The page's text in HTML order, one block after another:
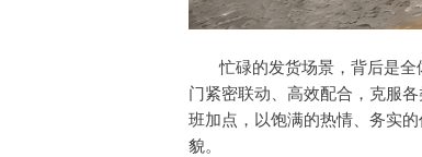
忙碌的发货场景，背后是全
门紧密联动、高效配合，克服
班加点，以饱满的热情、务实
貌。